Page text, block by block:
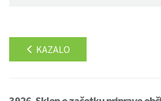
KAZALO